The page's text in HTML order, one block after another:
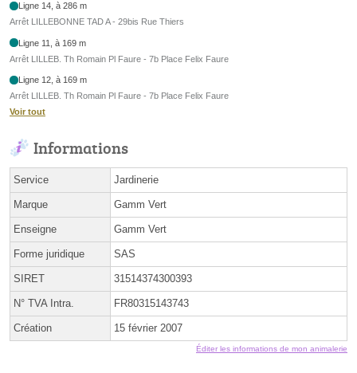
Ligne 14, à 286 m
Arrêt LILLEBONNE TAD A - 29bis Rue Thiers
Ligne 11, à 169 m
Arrêt LILLEB. Th Romain Pl Faure - 7b Place Felix Faure
Ligne 12, à 169 m
Arrêt LILLEB. Th Romain Pl Faure - 7b Place Felix Faure
Voir tout
Informations
Service Jardinerie
Marque Gamm Vert
Enseigne Gamm Vert
Forme juridique SAS
SIRET 31514374300393
N° TVA Intra. FR80315143743
Création 15 février 2007
Éditer les informations de mon animalerie